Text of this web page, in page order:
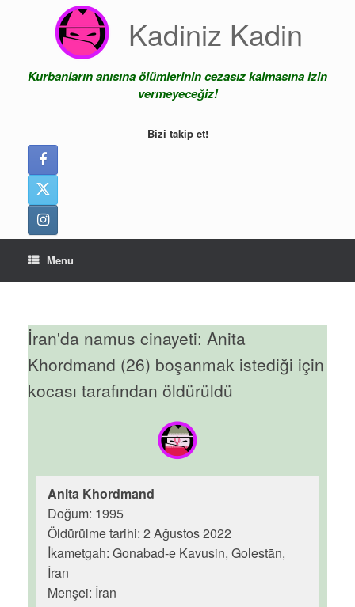
Kadiniz Kadin
Kurbanların anısına ölümlerinin cezasız kalmasına izin
vermeyeceğiz!
Bizi takip et!
Menu
İran'da namus cinayeti: Anita
Khordmand (26) boşanmak istediği için
kocası tarafından öldürüldü
Anita Khordmand
Doğum: 1995
Öldürülme tarihi: 2 Ağustos 2022
İkametgah: Gonabad-e Kavusin, Golestān,
İran
Menşei: İran